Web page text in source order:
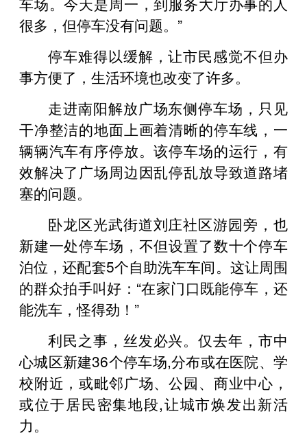
很多，但停车没有问题。”
停车难得以缓解，让市民感觉不但办
事方便了，生活环境也改变了许多。
走进南阳解放广场东侧停车场，只见
干净整洁的地面上画着清晰的停车线，一
辆辆汽车有序停放。该停车场的运行，有
效解决了广场周边因乱停乱放导致道路堵
塞的问题。
卧龙区光武街道刘庄社区游园旁，也
新建一处停车场，不但设置了数十个停车
泊位，还配套5个自助洗车车间。这让周围
的群众拍手叫好：“在家门口既能停车，还
能洗车，怪得劲！”
利民之事，丝发必兴。仅去年，市中
心城区新建36个停车场,分布或在医院、学
校附近，或毗邻广场、公园、商业中心，
或位于居民密集地段,让城市焕发出新活
力。